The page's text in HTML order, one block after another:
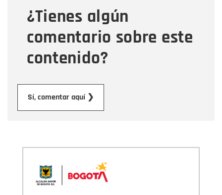
¿Tienes algún
comentario sobre este
contenido?
Sí, comentar aquí ❯
Mensaje